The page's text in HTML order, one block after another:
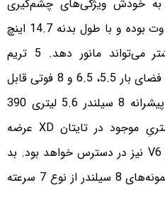
2017 نسبت به خودش ویژگی‌های چشم‌گیری
دارد. فریم آن با نسخه XD متفاوت بوده و با طول بدنه 14.7 اینچ
(373.3 میلی‌متر) کوتاه‌تر، بیشتر می‌تواند مانور دهد. 5 تریم
مختلف از S تا پلاتینوم به همراه فضای بار 5.5، 6.5 و 8 فوتی قابل
سفارش‌اند. اوایل تولید تنها با پیشرانه 8 سیلندر 5.6 لیتری 390
اسب بخاری و 543.6 نیوتون‌متریِ موجود در تایتان XD عرضه
می‌شود، اما بعداً بلوک کوچک‌تر V6 نیز در دسترس خواهد بود. بد
نیست اشاره کنم که جعبه‌دنده نمونه‌های 8 سیلندر از نوع 7 سرعته